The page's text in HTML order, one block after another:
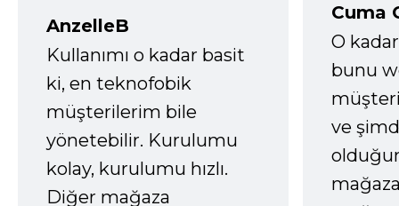
AnzelleB
Kullanımı o kadar basit
ki, en teknofobik
müşterilerim bile
yönetebilir. Kurulumu
kolay, kurulumu hızlı.
Diğer mağaza
Cuma
O
bunu
ve